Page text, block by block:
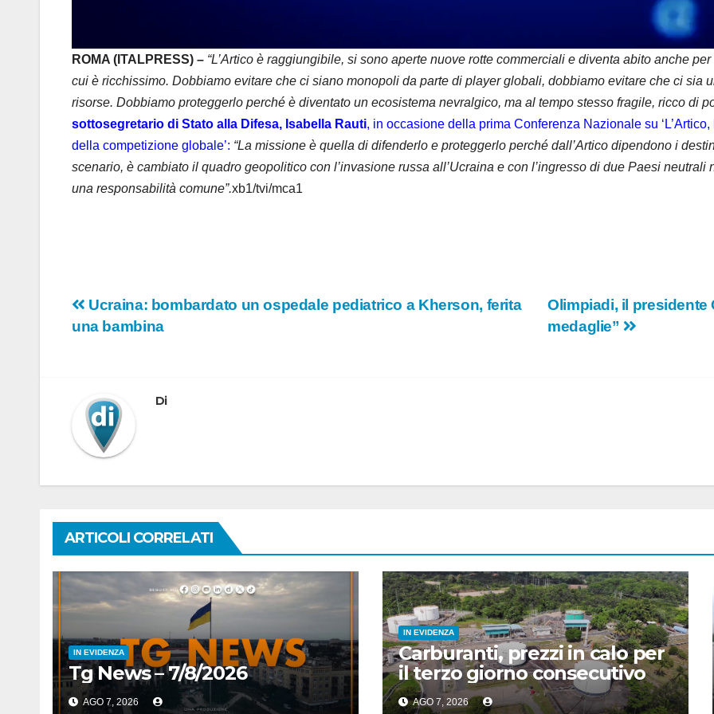
e
o
ROMA (ITALPRESS) – “L’Artico è raggiungibile, si sono aperte nuove rotte commerciali e diventa abito anche
cui è ricchissimo. Dobbiamo evitare che ci siano monopoli da parte di player globali, dobbiamo evitare che ci sia
risorse. Dobbiamo proteggerlo perché è diventato un ecosistema nevralgico, ma al tempo stesso fragile, ricco di
sottosegretario di Stato alla Difesa, Isabella Rauti, in occasione della prima Conferenza Nazionale su
della competizione globale’: “La missione è quella di difenderlo e proteggerlo perché dall’Artico dipendono i
scenario, è cambiato il quadro geopolitico con l’invasione russa all’Ucraina e con l’ingresso di due Paesi
una responsabilità comune”.xb1/tvi/mca1
Navigazione
Olimpiadi, il presidente
medaglie”
Ucraina: bombardato un ospedale pediatrico a Kherson, ferita
una bambina
Di
ARTICOLI CORRELATI
IN EVIDENZA
Tg News – 7/8/2026
AGO 7, 2026
IN EVIDENZA
Carburanti, prezzi in calo per
il terzo giorno consecutivo
AGO 7, 2026